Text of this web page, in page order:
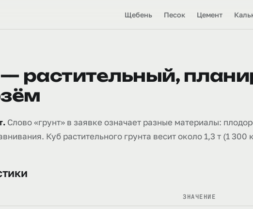
Щебень Песок Цемент
— растительный,
Слово «грунт» в заявке означает разные материалы:
Куб растительного грунта весит около 1,3 т (1
ЗНАЧЕНИЕ